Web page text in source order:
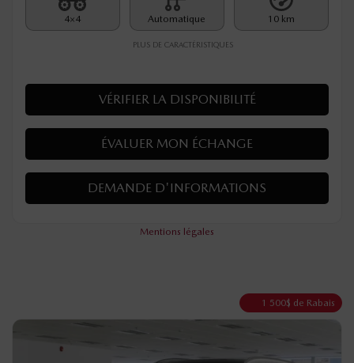
4×4 Automatique 10 km
PLUS DE CARACTÉRISTIQUES
VÉRIFIER LA DISPONIBILITÉ
ÉVALUER MON ÉCHANGE
DEMANDE D'INFORMATIONS
Mentions légales
1 500$ de Rabais